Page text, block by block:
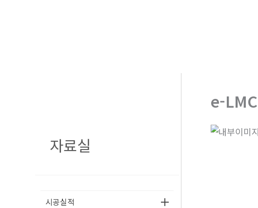
자료실
시공실적
e-